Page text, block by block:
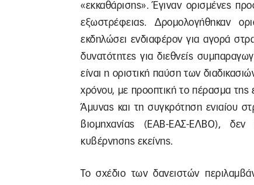
«εκκαθάρισης». Έγιναν ορισμένες
εξωστρέφειας. Δρομολογήθηκαν
εκδηλώσει ενδιαφέρον για αγορά
δυνατότητες για διεθνείς
είναι η οριστική παύση των
χρόνου, με προοπτική το πέρασμα της
Άμυνας και τη συγκρότηση ενιαίου
βιομηχανίας (ΕΑΒ-ΕΑΣ-ΕΛΒΟ),
κυβέρνησης εκείνης.
Το σχέδιο των δανειστών